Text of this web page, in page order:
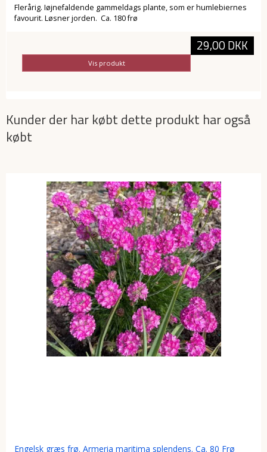
Flerårig. Iøjnefaldende gammeldags plante, som er humlebiernes
favourit. Løsner jorden. Ca. 180 frø
29,00 DKK
Vis produkt
Kunder der har købt dette produkt har også
købt
Engelsk græs frø. Armeria maritima splendens. Ca. 80 Frø